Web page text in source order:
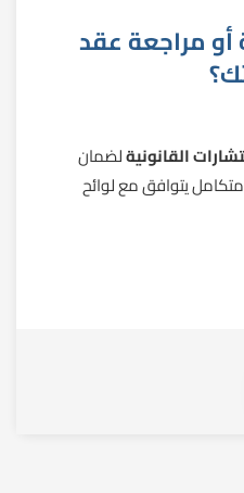
أو مراجعة عقد
القانونيةلضمان
يتوافق مع لوائح